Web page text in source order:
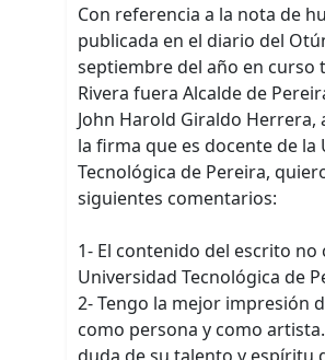
Con referencia a la nota de
publicada en el diario del
septiembre del año en curso
Rivera fuera Alcalde de
John Harold Giraldo Herrera,
la firma que es docente de la
Tecnológica de Pereira,
siguientes comentarios:
1- El contenido del escrito
Universidad Tecnológica de
2- Tengo la mejor impresión
como persona y como
duda de su talento y espíritu